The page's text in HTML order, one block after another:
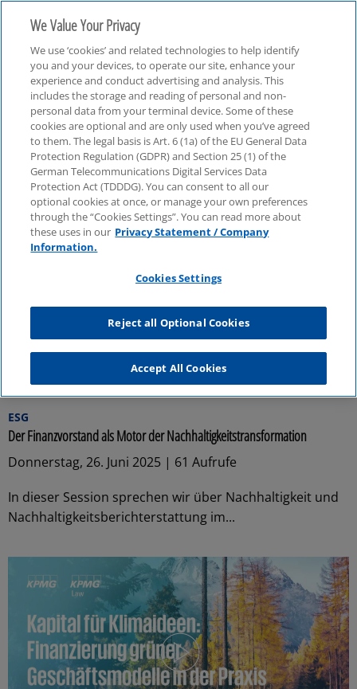
ESG
18:11
ESG
Der Finanzvorstand als Motor der Nachhaltigkeitstransformation
Donnerstag, 26. Juni 2025 | 61 Aufrufe
In dieser Session sprechen wir über Nachhaltigkeit und
Nachhaltigkeitsberichterstattung im...
We Value Your Privacy
We use ‘cookies’ and related technologies to help identify
you and your devices, to operate our site, enhance your
experience and conduct advertising and analysis. This
includes the storage and reading of personal and non-
personal data from your terminal device. Some of these
cookies are optional and are only used when you’ve agreed
to them. The legal basis is Art. 6 (1a) of the EU General Data
Protection Regulation (GDPR) and Section 25 (1) of the
German Telecommunications Digital Services Data
Protection Act (TDDDG). You can consent to all our
optional cookies at once, or manage your own preferences
through the “Cookies Settings”. You can read more about
these uses in our Privacy Statement / Company
Information.
Cookies Settings
Reject all Optional Cookies
Accept All Cookies